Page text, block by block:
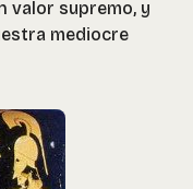
valor supremo, y
mediocre